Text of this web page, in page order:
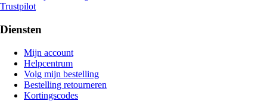
Trustpilot
Diensten
Mijn account
Helpcentrum
Volg mijn bestelling
Bestelling retourneren
Kortingscodes